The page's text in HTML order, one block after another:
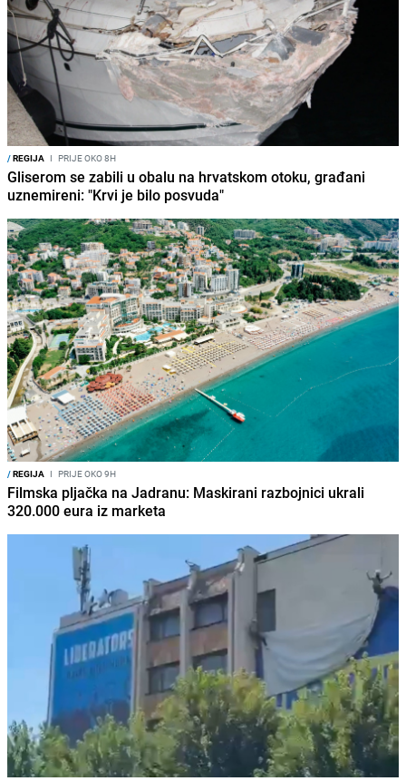
/REGIJA I PRIJE OKO 8H
Gliserom se zabili u obalu na hrvatskom otoku, građani
uznemireni: "Krvi je bilo posvuda"
/REGIJA I PRIJE OKO 9H
Filmska pljačka na Jadranu: Maskirani razbojnici ukrali
320.000 eura iz marketa